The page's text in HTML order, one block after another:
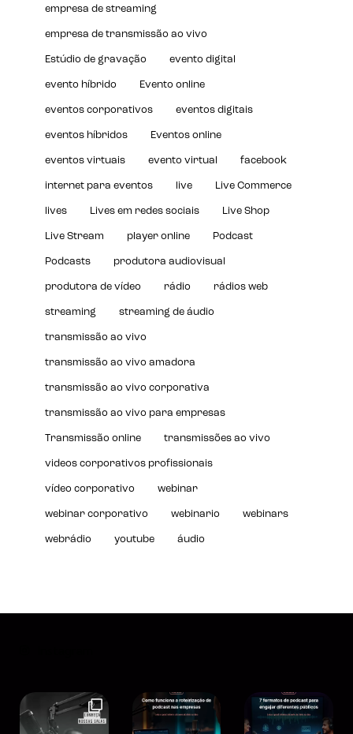
empresa de streaming
empresa de transmissão ao vivo
Estúdio de gravação evento digital
evento híbrido Evento online
eventos corporativos eventos digitais
eventos híbridos Eventos online
eventos virtuais evento virtual facebook
internet para eventos live Live Commerce
lives Lives em redes sociais Live Shop
Live Stream player online Podcast
Podcasts produtora audiovisual
produtora de vídeo rádio rádios web
streaming streaming de áudio
transmissão ao vivo
transmissão ao vivo amadora
transmissão ao vivo corporativa
transmissão ao vivo para empresas
Transmissão online transmissões ao vivo
videos corporativos profissionais
vídeo corporativo webinar
webinar corporativo webinario webinars
webrádio youtube áudio